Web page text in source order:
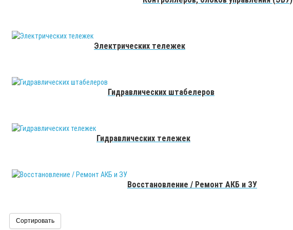
Электрических тележек
Гидравлических штабелеров
Гидравлических тележек
Восстановление / Ремонт АКБ и ЗУ
Сортировать